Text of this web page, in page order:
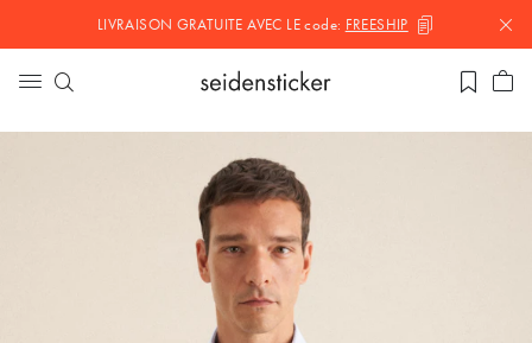
LIVRAISON GRATUITE AVEC LEcode: FREESHIP